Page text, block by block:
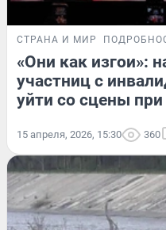
СТРАНА И МИР
«Они как изгои»:
участниц с
уйти со сцены
15 апреля, 2026, 15:30 360